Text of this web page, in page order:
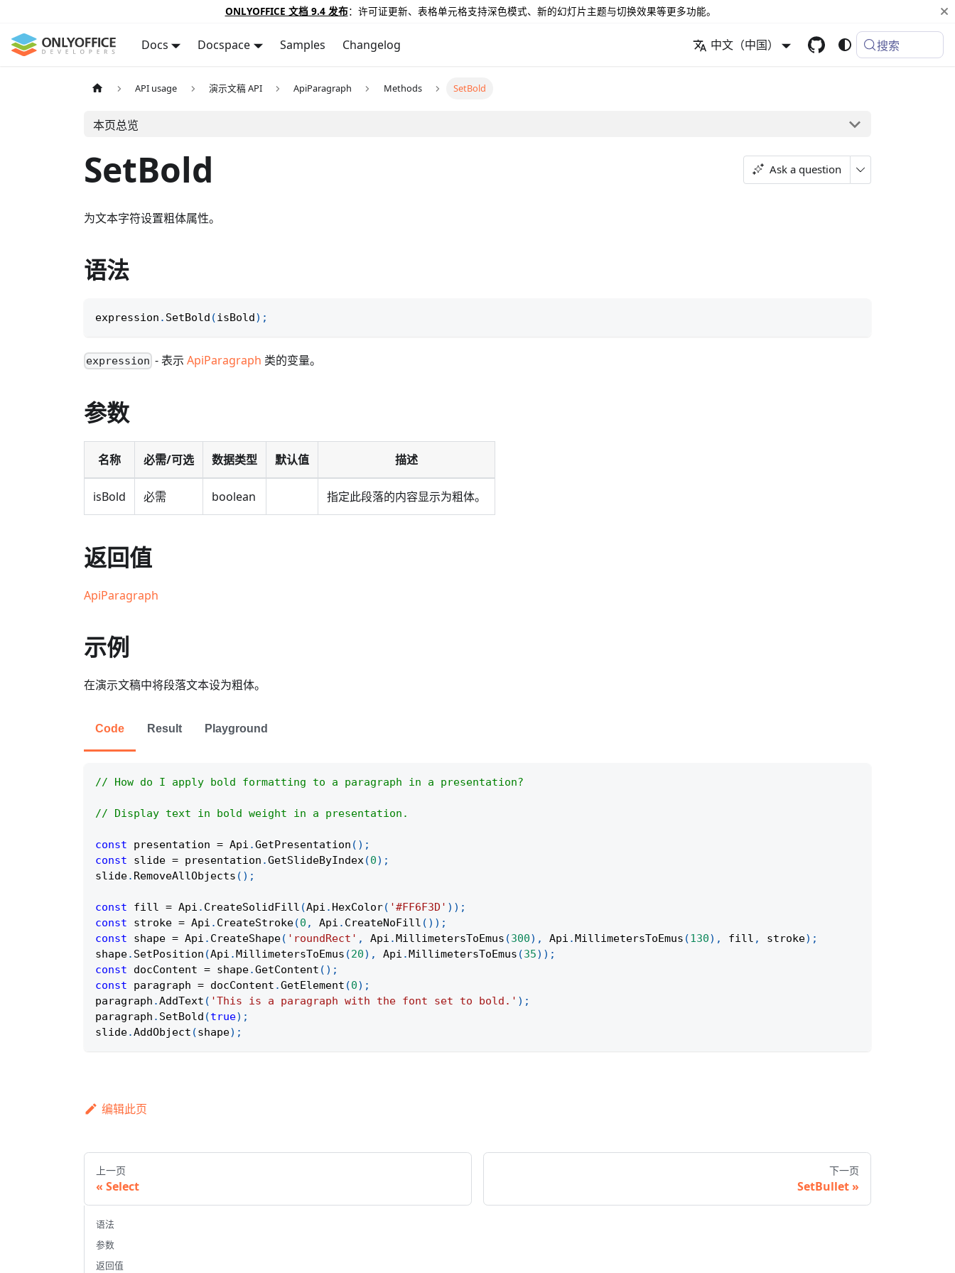
ONLYOFFICE 文档 9.4 发布：许可证更新、表格单元格支持深色模式、新的幻灯片主题与切换效果等更多功能。
Docs Docspace Samples Changelog 中文（中国） 搜索
API usage 演示文稿 API ApiParagraph Methods SetBold
本页总览
SetBold Ask a question
为文本字符设置粗体属性。
语法
expression . SetBold (isBold) ;
expression - 表示ApiParagraph 类的变量。
参数
名称 必需/可选 数据类型 默认值 描述
isBold 必需 boolean 指定此段落的内容显示为粗体。
返回值
ApiParagraph
示例
在演示文稿中将段落文本设为粗体。
Code Result Playground
// How do I apply bold formatting to a paragraph in a presentation?
// Display text in bold weight in a presentation.
const presentation = Api .GetPresentation ( ) ;
const slide = presentation .GetSlideByIndex(0) ;
slide. RemoveAllObjects ( ) ;
const fill = Api . CreateSolidFill (Api . HexColor( '#FF6F3D' ) ) ;
const stroke = Api . CreateStroke(0 , Api . CreateNoFill ( ) ) ;
const shape = Api . CreateShape( 'roundRect' , Api .MillimetersToEmus (300) , Api .MillimetersToEmus (130) , fill , stroke) ;
shape. SetPosition (Api .MillimetersToEmus (20) , Api .MillimetersToEmus (35) ) ;
const docContent = shape.GetContent ( ) ;
const paragraph = docContent .GetElement (0) ;
paragraph .AddText ( 'This is a paragraph with the font set to bold.' ) ;
paragraph . SetBold (true) ;
slide.AddObject (shape) ;
编辑此页
上一页
Select
下一页
SetBullet
语法
参数
返回值